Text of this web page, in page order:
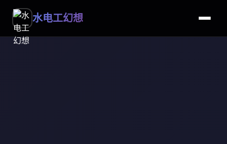
水电工幻想